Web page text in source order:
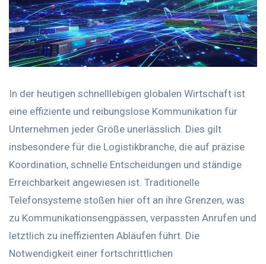
In der heutigen schnelllebigen globalen Wirtschaft ist
eine effiziente und reibungslose Kommunikation für
Unternehmen jeder Größe unerlässlich. Dies gilt
insbesondere für die Logistikbranche, die auf präzise
Koordination, schnelle Entscheidungen und ständige
Erreichbarkeit angewiesen ist. Traditionelle
Telefonsysteme stoßen hier oft an ihre Grenzen, was
zu Kommunikationsengpässen, verpassten Anrufen und
letztlich zu ineffizienten Abläufen führt. Die
Notwendigkeit einer fortschrittlichen